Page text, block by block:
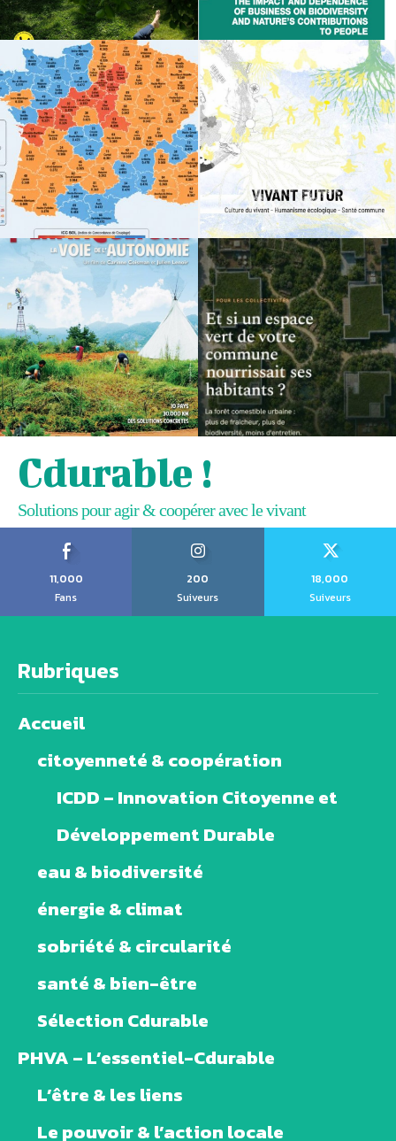
Cdurable !
Solutions pour agir & coopérer avec le vivant
11,000
Fans
200
Suiveurs
18,000
Suiveurs
Rubriques
Accueil
citoyenneté & coopération
ICDD – Innovation Citoyenne et
Développement Durable
eau & biodiversité
énergie & climat
sobriété & circularité
santé & bien-être
Sélection Cdurable
PHVA – L’essentiel-Cdurable
L’être & les liens
Le pouvoir & l’action locale